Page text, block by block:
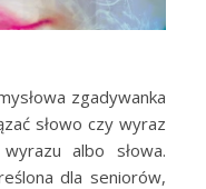
zgadywanka
słowo czy wyraz
albo słowa.
dla seniorów,